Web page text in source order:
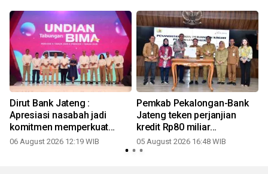
Dirut Bank Jateng :
Apresiasi nasabah jadi
komitmen memperkuat
ekonomi daerah
06 August 2026 12:19 WIB
Pemkab Pekalongan-Bank
Jateng teken perjanjian
kredit Rp80 miliar
rampungkan RSUD
05 August 2026 16:48 WIB